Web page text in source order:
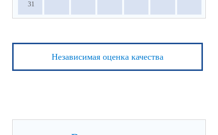
31
Независимая оценка качества